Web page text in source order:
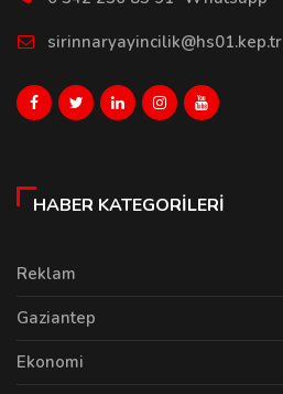
sirinnaryayincilik@hs01.kep.tr
HABER KATEGORILERI
Reklam
Gaziantep
Ekonomi